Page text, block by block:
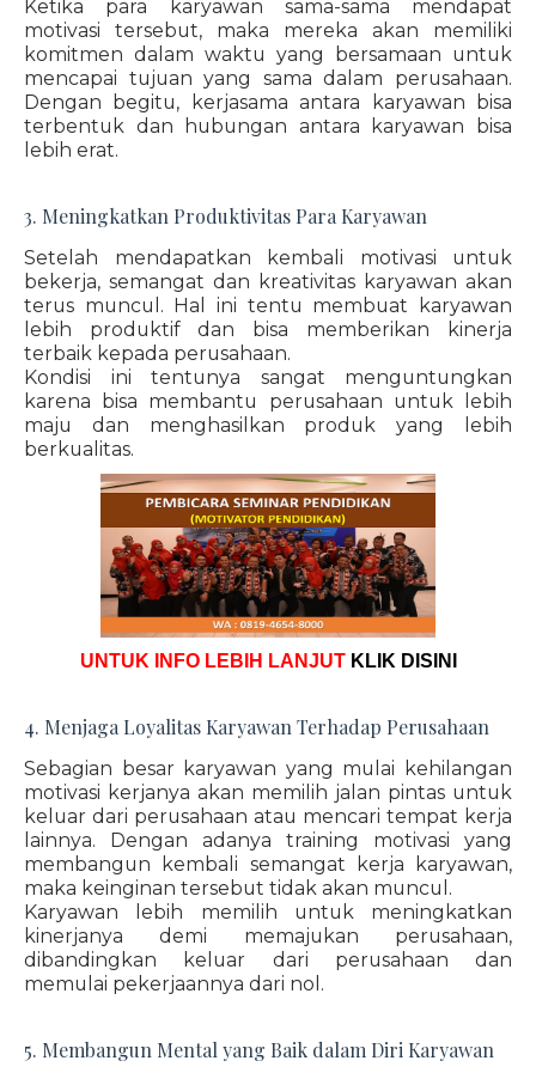
Ketika para karyawan sama-sama mendapat
motivasi tersebut, maka mereka akan memiliki
komitmen dalam waktu yang bersamaan untuk
mencapai tujuan yang sama dalam perusahaan.
Dengan begitu, kerjasama antara karyawan bisa
terbentuk dan hubungan antara karyawan bisa
lebih erat.
3. Meningkatkan Produktivitas Para Karyawan
Setelah mendapatkan kembali motivasi untuk
bekerja, semangat dan kreativitas karyawan akan
terus muncul. Hal ini tentu membuat karyawan
lebih produktif dan bisa memberikan kinerja
terbaik kepada perusahaan.
Kondisi ini tentunya sangat menguntungkan
karena bisa membantu perusahaan untuk lebih
maju dan menghasilkan produk yang lebih
berkualitas.
UNTUK INFO LEBIH LANJUT KLIK DISINI
4. Menjaga Loyalitas Karyawan Terhadap Perusahaan
Sebagian besar karyawan yang mulai kehilangan
motivasi kerjanya akan memilih jalan pintas untuk
keluar dari perusahaan atau mencari tempat kerja
lainnya. Dengan adanya training motivasi yang
membangun kembali semangat kerja karyawan,
maka keinginan tersebut tidak akan muncul.
Karyawan lebih memilih untuk meningkatkan
kinerjanya demi memajukan perusahaan,
dibandingkan keluar dari perusahaan dan
memulai pekerjaannya dari nol.
5. Membangun Mental yang Baik dalam Diri Karyawan